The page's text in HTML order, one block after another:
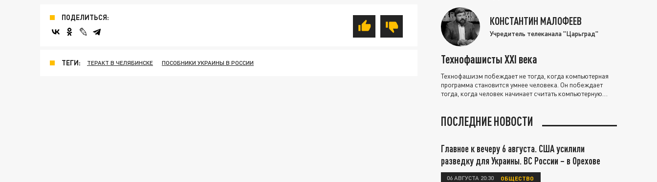
ПОДЕЛИТЬСЯ:
ТЕГИ: ТЕРАКТ В ЧЕЛЯБИНСКЕ ПОСОБНИКИ УКРАИНЫ В РОССИИ
КОНСТАНТИН МАЛОФЕЕВ
Учредитель телеканала "Царьград"
Технофашисты XXI века
Технофашизм побеждает не тогда, когда компьютерная
программа становится умнее человека. Он побеждает
тогда, когда человек начинает считать компьютерную
ПОСЛЕДНИЕ НОВОСТИ
Главное к вечеру 6 августа. США усилили
разведку для Украины. ВС России – в Орехове
06 АВГУСТА 20:30 ОБЩЕСТВО